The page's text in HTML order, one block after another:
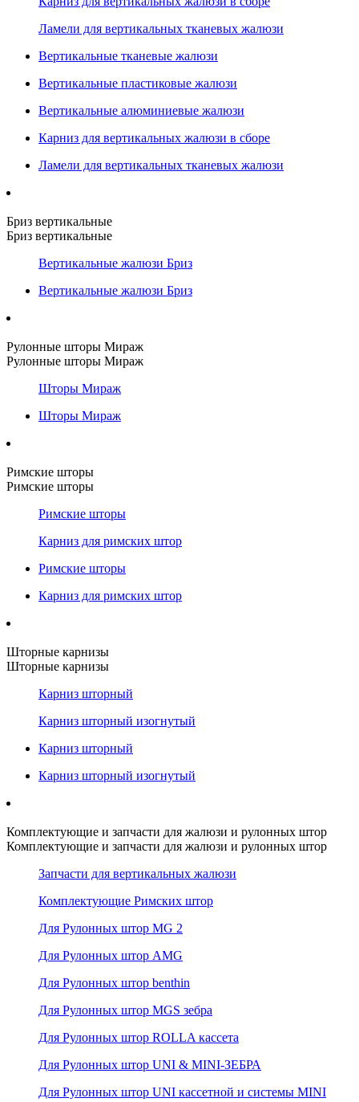
Ламели для вертикальных тканевых жалюзи
Вертикальные тканевые жалюзи
Вертикальные пластиковые жалюзи
Вертикальные алюминиевые жалюзи
Карниз для вертикальных жалюзи в сборе
Ламели для вертикальных тканевых жалюзи
Бриз вертикальные
Бриз вертикальные
Вертикальные жалюзи Бриз
Вертикальные жалюзи Бриз
Рулонные шторы Мираж
Рулонные шторы Мираж
Шторы Мираж
Шторы Мираж
Римские шторы
Римские шторы
Римские шторы
Карниз для римских штор
Римские шторы
Карниз для римских штор
Шторные карнизы
Шторные карнизы
Карниз шторный
Карниз шторный изогнутый
Карниз шторный
Карниз шторный изогнутый
Комплектующие и запчасти для жалюзи и рулонных штор
Комплектующие и запчасти для жалюзи и рулонных штор
Запчасти для вертикальных жалюзи
Комплектующие Римских штор
Для Рулонных штор MG 2
Для Рулонных штор AMG
Для Рулонных штор benthin
Для Рулонных штор MGS зебра
Для Рулонных штор ROLLA кассета
Для Рулонных штор UNI & MINI-ЗЕБРА
Для Рулонных штор UNI кассетной и системы MINI